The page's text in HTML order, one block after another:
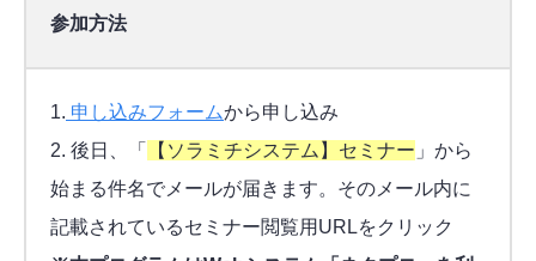
参加方法
1. 申し込みフォームから申し込み
2. 後日、「
【ソラミチシステム】セミナー 」から
始まる件名でメールが届きます。そのメール内に
記載されているセミナー閲覧用URLをクリック